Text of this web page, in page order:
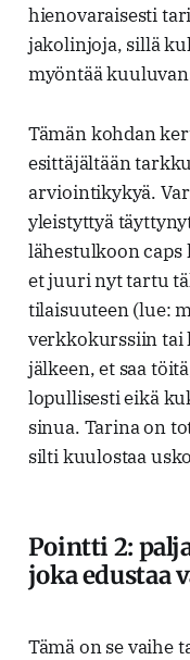
hienovaraisesti
jakolinjoja, sillä
myöntää
Tämän kohdan
esittäjältään
arviointikykyä.
yleistyttyä
lähestulkoon caps
et juuri nyt tartu
tilaisuuteen (lue:
verkkokurssiin tai
jälkeen, et saa
lopullisesti eikä
sinua. Tarina on
silti kuulostaa
Pointti 2:
joka edustaa
Tämä on se vaihe